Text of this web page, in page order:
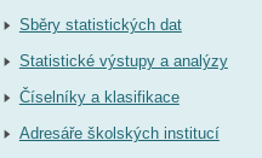
Sběry statistických dat
Statistické výstupy a analýzy
Číselníky a klasifikace
Adresáře školských institucí